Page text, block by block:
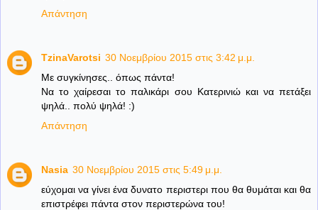
Απάντηση
TzinaVarotsi 30 Νοεμβρίου 2015 στις 3:42 μ.μ.
Με συγκίνησες.. όπως πάντα!
Να το χαίρεσαι το παλικάρι σου Κατερινιώ και να πετάξει
ψηλά.. πολύ ψηλά! :)
Απάντηση
Nasia 30 Νοεμβρίου 2015 στις 5:49 μ.μ.
εύχομαι να γίνει ένα δυνατο περιστερι που θα θυμάται και θα
επιστρέφει πάντα στον περιστερώνα του!